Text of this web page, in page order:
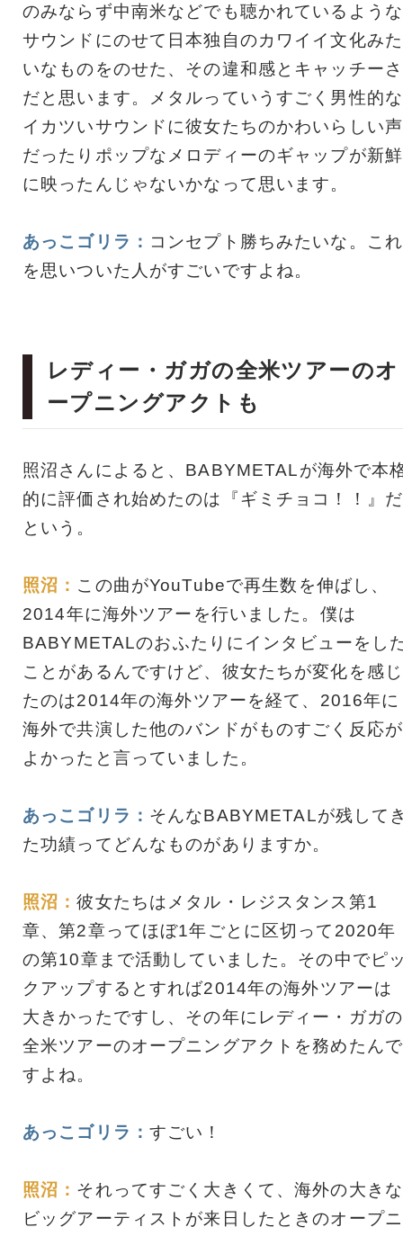
のみならず中南米などでも聴かれているような
サウンドにのせて日本独自のカワイイ文化みた
いなものをのせた、その違和感とキャッチーさ
だと思います。メタルっていうすごく男性的な
イカツいサウンドに彼女たちのかわいらしい声
だったりポップなメロディーのギャップが新鮮
に映ったんじゃないかなって思います。
あっこゴリラ： コンセプト勝ちみたいな。これ
を思いついた人がすごいですよね。
レディー・ガガの全米ツアーのオ
ープニングアクトも
照沼さんによると、BABYMETALが海外で本
的に評価され始めたのは『ギミチョコ！！』だ
という。
照沼： この曲がYouTubeで再生数を伸ばし、
2014年に海外ツアーを行いました。僕は
BABYMETALのおふたりにインタビューをし
ことがあるんですけど、彼女たちが変化を感じ
たのは2014年の海外ツアーを経て、2016年に
海外で共演した他のバンドがものすごく反応が
よかったと言っていました。
あっこゴリラ： そんなBABYMETALが残して
た功績ってどんなものがありますか。
照沼：彼女たちはメタル・レジスタンス第1
章、第2章ってほぼ1年ごとに区切って2020年
の第10章まで活動していました。その中でピ
クアップするとすれば2014年の海外ツアーは
大きかったですし、その年にレディー・ガガの
全米ツアーのオープニングアクトを務めたんで
すよね。
あっこゴリラ： すごい！
照沼： それってすごく大きくて、海外の大きな
ビッグアーティストが来日したときのオープニ